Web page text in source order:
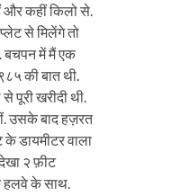
और कहीं किलो से.
से मिलेंगे तो
बचपन में मैं एक
की बात थी.
पूरी खरीदी थी.
उसके बाद हज़रत
के डायमीटर वाला
२ फ़ीट
हलवे के साथ.